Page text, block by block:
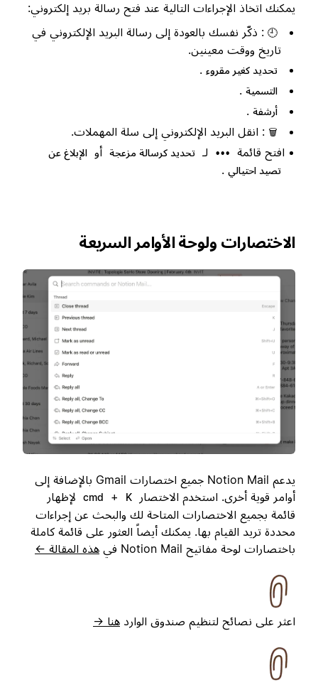
يمكنك اتخاذ الإجراءات التالية عند فتح رسالة بريد إلكتروني:
🕘 : ذكّر نفسك بالعودة إلى رسالة البريد الإلكتروني في
تاريخ ووقت معينين.
تحديد كغير مقروء .
التسمية .
أرشفة .
🗑️ : انقل البريد الإلكتروني إلى سلة المهملات.
افتح قائمة
••• لـ تحديد كرسالة مزعجة أو الإبلاغ عن
تصيد احتيالي .
الاختصارات ولوحة الأوامر السريعة
يدعم Notion Mail جميع اختصارات Gmail بالإضافة إلى
أوامر قوية أخرى. استخدم الاختصار
cmd + K
لإظهار
قائمة بجميع الاختصارات المتاحة لك والبحث عن إجراءات
محددة تريد القيام بها. يمكنك أيضاً العثور على قائمة كاملة
باختصارات لوحة مفاتيح Notion Mail في
هذه المقالة ←
اعثر على نصائح لتنظيم صندوق الوارد هنا →